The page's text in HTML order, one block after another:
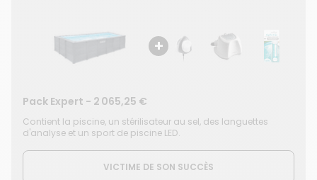
+
Pack Expert - 2 065,25 €
Contient la piscine, un stérilisateur au sel, des languettes
d'analyse et un sport de piscine LED.
VICTIME DE SON SUCCÈS